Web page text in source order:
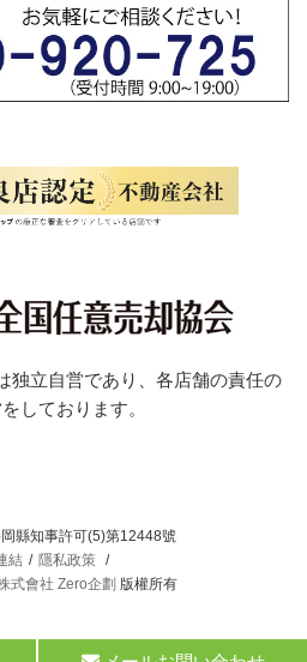
独立自営であり、各店舗の責任の
しております。
縣知事許可(5)第12448號
結
隱私政策
式會社 Zero企劃 版權所有